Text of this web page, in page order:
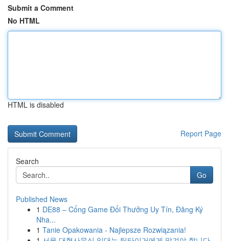
Submit a Comment
No HTML
HTML is disabled
Report Page
Search
Go
Published News
1 DE88 – Cổng Game Đổi Thưởng Uy Tín, Đăng Ký
Nha...
1 Tanie Opakowania - Najlepsze Rozwiązania!